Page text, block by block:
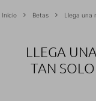
Inicio Betas Llega una
LLEGA
TAN